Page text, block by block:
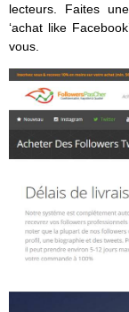
lecteurs. Faites
‘achat like
vous.